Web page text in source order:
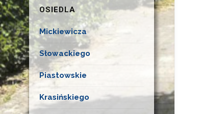
OSIEDLA
Mickiewicza
Słowackiego
Piastowskie
Krasińskiego